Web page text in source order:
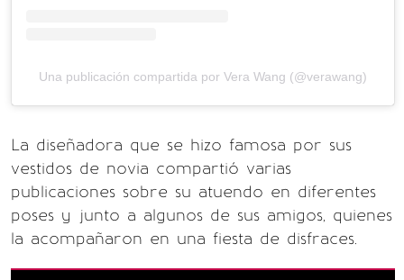
Una publicación compartida por Vera Wang (@verawang)
La diseñadora que se hizo famosa por sus
vestidos de novia compartió varias
publicaciones sobre su atuendo en diferentes
poses y junto a algunos de sus amigos, quienes
la acompañaron en una fiesta de disfraces.